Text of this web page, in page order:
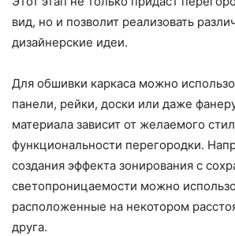
вид, но и позволит реализовать
дизайнерские идеи.
Для обшивки каркаса можно
панели, рейки, доски или даже
материала зависит от желаемого
функциональности перегородки.
создания эффекта зонирования с
светопроницаемости можно
расположенные на некотором
друга.